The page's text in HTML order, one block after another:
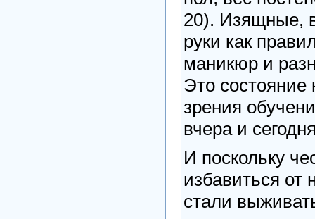
20). Изящные,
руки как
маникюр и
Это состояние
зрения
вчера и
И поскольку
избавиться от
стали